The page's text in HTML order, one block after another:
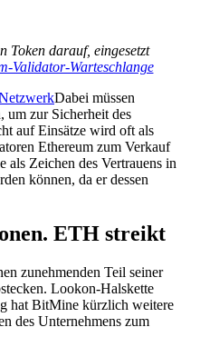
Token darauf, eingesetzt
Validator-Warteschlange
Dabei müssen
um zur Sicherheit des
auf Einsätze wird oft als
Ethereum zum Verkauf
als Zeichen des Vertrauens in
können, da er dessen
ETH streikt
zunehmenden Teil seiner
Lookon-Halskette
hat BitMine kürzlich weitere
des Unternehmens zum